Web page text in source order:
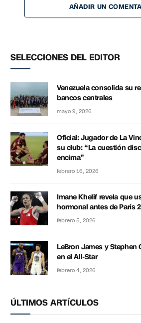
AÑADIR UN
SELECCIONES DEL EDITOR
Venezuela consolida su
bancos centrales
mayo 9, 2026
Oficial: Jugador de La
su club: “La cuestión
encima”
febrero 16, 2026
Imane Khelif revela que
hormonal antes de París
febrero 5, 2026
LeBron James y Stephen
en el All-Star
febrero 4, 2026
ÚLTIMOS ARTÍCULOS